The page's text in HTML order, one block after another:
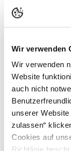
Wir verwenden
Wir verwenden
Website
auch nicht
unserer
zulassen“
Cookies auf
Richtlinie
Abmisten
Einstreu- und
reinigen, oder
mühelos
Dieser groß
durch eine
dazugehörigen
gestaltet sich
altbekannten
hervorzuheben.
während sie das
eignet sie sich
Vollständige
Passende